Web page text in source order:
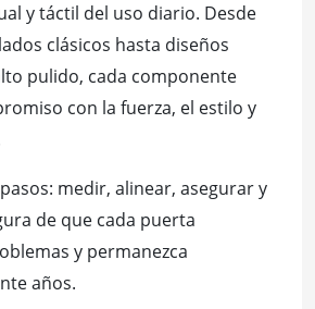
y táctil del uso diario. Desde
clásicos hasta diseños
pulido, cada componente
con la fuerza, el estilo y
medir, alinear, asegurar y
de que cada puerta
y permanezca
años.